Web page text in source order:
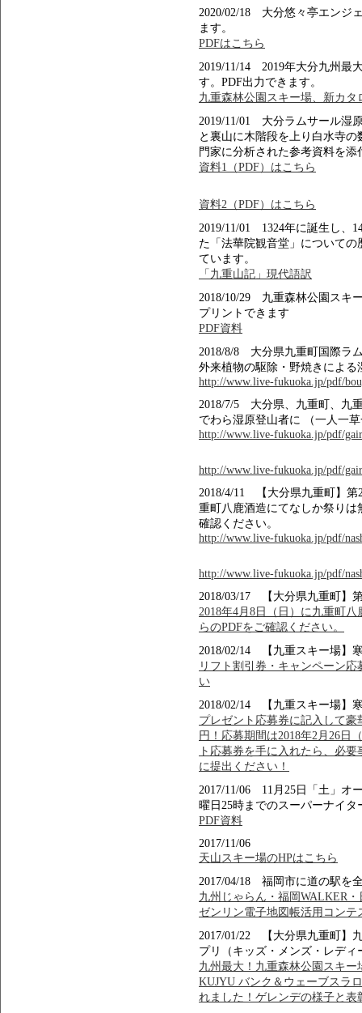
2020/02/18 大分悠々亭エンジ
ます。
PDFはこちら
2019/11/14 2019年大分九州最
す。PDF出力できます。
九重森林公園スキー場、新カタ
2019/11/01 大分ラムサール湿
と裏山に木階段を上り白水寺
門家に分析された参考資料を添
資料1（PDF）はこちら
資料2（PDF）はこちら
2019/11/01 1324年に誕生し、
た「法華院観音堂」について
ています。
「九重山記」現代語訳
2018/10/29 九重森林公園スキ
プリントできます
PDF資料
2018/8/8 大分県九重町国際ラ
外来植物の駆除・野焼きによ
http://www.live-fukuoka.jp/pdf/
2018/7/5 大分県、九重町、九
でわら湿原登山者に （一人一
http://www.live-fukuoka.jp/pdf/
http://www.live-fukuoka.jp/pdf/
2018/4/11 【大分県九重町】第
重町八鹿酒造にてなしか祭り
確認ください。
http://www.live-fukuoka.jp/pdf/
http://www.live-fukuoka.jp/pdf/
2018/03/17 【大分県九重町】
2018年4月8日（日）に九重町
らのPDFをご確認ください。
2018/02/14 【九重スキー場】
リフト割引券・キャンペーン
い
2018/02/14 【九重スキー場】
プレゼント応募券に記入して豪
円！応募期間は2018年2月26日
ト応募券を手に入れたら、必
に提出ください！
2017/11/06 11月25日「土」オ
曜日25時までのスーパーナイ
PDF資料
2017/11/06
天山スキー場のHPはこちら
2017/04/18 福岡市に道の駅を
九州じゃらん・福岡WALKER
ゼンリン電子地図帳活用コン
2017/01/22 【大分県九重町】
プリ（キッズ・メンズ・レデ
九州最大！九重森林公園スキー
KUJYU バンク＆ウェーブスラ
れました！ゲレンデの様子と